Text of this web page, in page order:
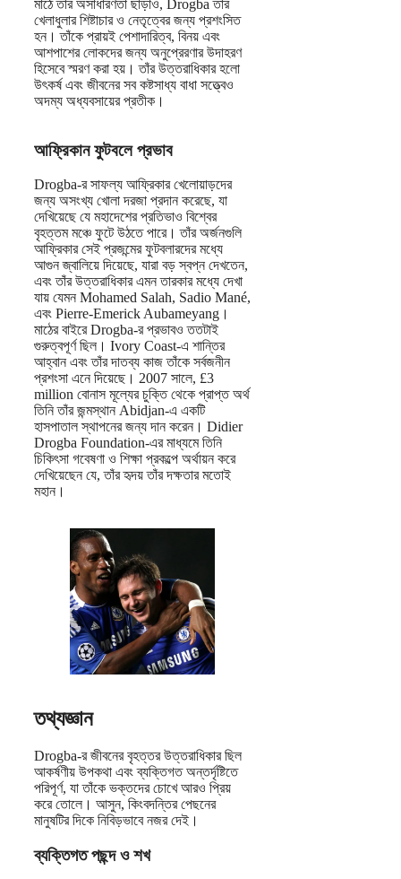
মাঠে তাঁর অসাধারণতা ছাড়াও, Drogba তাঁর
খেলাধুলার শিষ্টাচার ও নেতৃত্বের জন্য প্রশংসিত
হন। তাঁকে প্রায়ই পেশাদারিত্ব, বিনয় এবং
আশপাশের লোকদের জন্য অনুপ্রেরণার উদাহরণ
হিসেবে স্মরণ করা হয়। তাঁর উত্তরাধিকার হলো
উৎকর্ষ এবং জীবনের সব কষ্টসাধ্য বাধা সত্ত্বেও
অদম্য অধ্যবসায়ের প্রতীক।
আফ্রিকান ফুটবলে প্রভাব
Drogba-র সাফল্য আফ্রিকার খেলোয়াড়দের
জন্য অসংখ্য খোলা দরজা প্রদান করেছে, যা
দেখিয়েছে যে মহাদেশের প্রতিভাও বিশ্বের
বৃহত্তম মঞ্চে ফুটে উঠতে পারে। তাঁর অর্জনগুলি
আফ্রিকার সেই প্রজন্মের ফুটবলারদের মধ্যে
আগুন জ্বালিয়ে দিয়েছে, যারা বড় স্বপ্ন দেখতেন,
এবং তাঁর উত্তরাধিকার এমন তারকার মধ্যে দেখা
যায় যেমন Mohamed Salah, Sadio Mané,
এবং Pierre-Emerick Aubameyang।
মাঠের বাইরে Drogba-র প্রভাবও ততটাই
গুরুত্বপূর্ণ ছিল। Ivory Coast-এ শান্তির
আহ্বান এবং তাঁর দাতব্য কাজ তাঁকে সর্বজনীন
প্রশংসা এনে দিয়েছে। 2007 সালে, £3
million বোনাস মূল্যের চুক্তি থেকে প্রাপ্ত অর্থ
তিনি তাঁর জন্মস্থান Abidjan-এ একটি
হাসপাতাল স্থাপনের জন্য দান করেন। Didier
Drogba Foundation-এর মাধ্যমে তিনি
চিকিৎসা গবেষণা ও শিক্ষা প্রকল্পে অর্থায়ন করে
দেখিয়েছেন যে, তাঁর হৃদয় তাঁর দক্ষতার মতোই
মহান।
তথ্যজ্ঞান
Drogba-র জীবনের বৃহত্তর উত্তরাধিকার ছিল
আকর্ষণীয় উপকথা এবং ব্যক্তিগত অন্তর্দৃষ্টিতে
পরিপূর্ণ, যা তাঁকে ভক্তদের চোখে আরও প্রিয়
করে তোলে। আসুন, কিংবদন্তির পেছনের
মানুষটির দিকে নিবিড়ভাবে নজর দেই।
ব্যক্তিগত পছন্দ ও শখ